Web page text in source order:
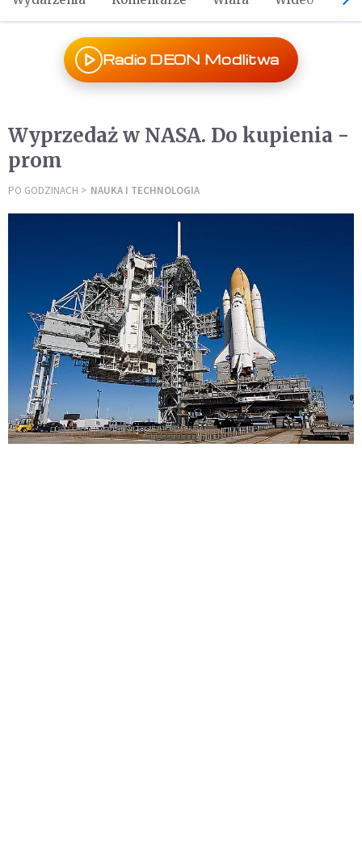
Radio DEON Modlitwa
Wyprzedaż w NASA. Do kupienia -
prom
PO GODZINACH NAUKA I TECHNOLOGIA